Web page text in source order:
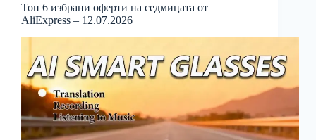
Топ 6 избрани оферти на седмицата от
AliExpress – 12.07.2026